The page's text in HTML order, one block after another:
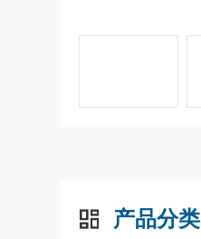
产品分类